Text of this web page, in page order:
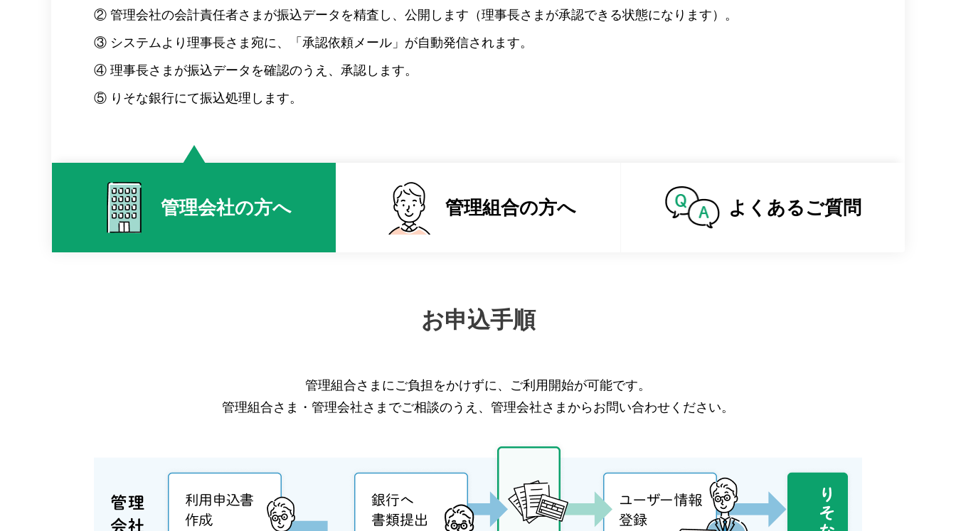
② 管理会社の会計責任者さまが振込データを精査し、公開します（理事長さまが承認できる状態になります）。
③ システムより理事長さま宛に、「承認依頼メール」が自動発信されます。
④ 理事長さまが振込データを確認のうえ、承認します。
⑤ りそな銀行にて振込処理します。
管理会社の方へ 管理組合の方へ よくある ご質問
お申込手順
管理組合さまにご負担をかけずに、ご利用開始が可能です。
管理組合さま・管理会社さまでご相談のうえ、管理会社さまからお問い合わせください。